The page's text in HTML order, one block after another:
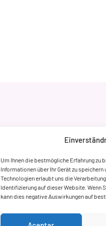
Um Ihnen die bestmögliche Erfahrung zu
Informationen über Ihr Gerät zu
Technologien erlaubt uns die
Identifizierung auf dieser Website. Wenn
kann dies negative Auswirkungen auf